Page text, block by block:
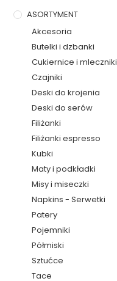
ASORTYMENT
Akcesoria
Butelki i dzbanki
Cukiernice i mleczniki
Czajniki
Deski do krojenia
Deski do serów
Filiżanki
Filiżanki espresso
Kubki
Maty i podkładki
Misy i miseczki
Napkins - Serwetki
Patery
Pojemniki
Półmiski
Sztućce
Tace